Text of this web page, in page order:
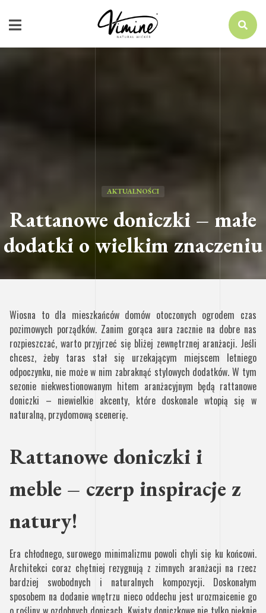
AKTUALNOŚCI
Rattanowe doniczki – małe
dodatki o wielkim znaczeniu
Wiosna to dla mieszkańców domów otoczonych ogrodem czas
pozimowych porządków. Zanim gorąca aura zacznie na dobre nas
rozpieszczać, warto przyjrzeć się bliżej zewnętrznej aranżacji. Jeśli
chcesz, żeby taras stał się urzekającym miejscem letniego
odpoczynku, nie może w nim zabraknąć stylowych dodatków. W tym
sezonie niekwestionowanym hitem aranżacyjnym będą rattanowe
doniczki – niewielkie akcenty, które doskonale wtopią się w
naturalną, przydomową scenerię.
Rattanowe doniczki i
meble – czerp inspiracje z
natury!
Era chłodnego, surowego minimalizmu powoli chyli się ku końcowi.
Architekci coraz chętniej rezygnują z zimnych aranżacji na rzecz
bardziej swobodnych i naturalnych kompozycji. Doskonałym
sposobem na dodanie wnętrzu nieco oddechu jest urozmaicenie go